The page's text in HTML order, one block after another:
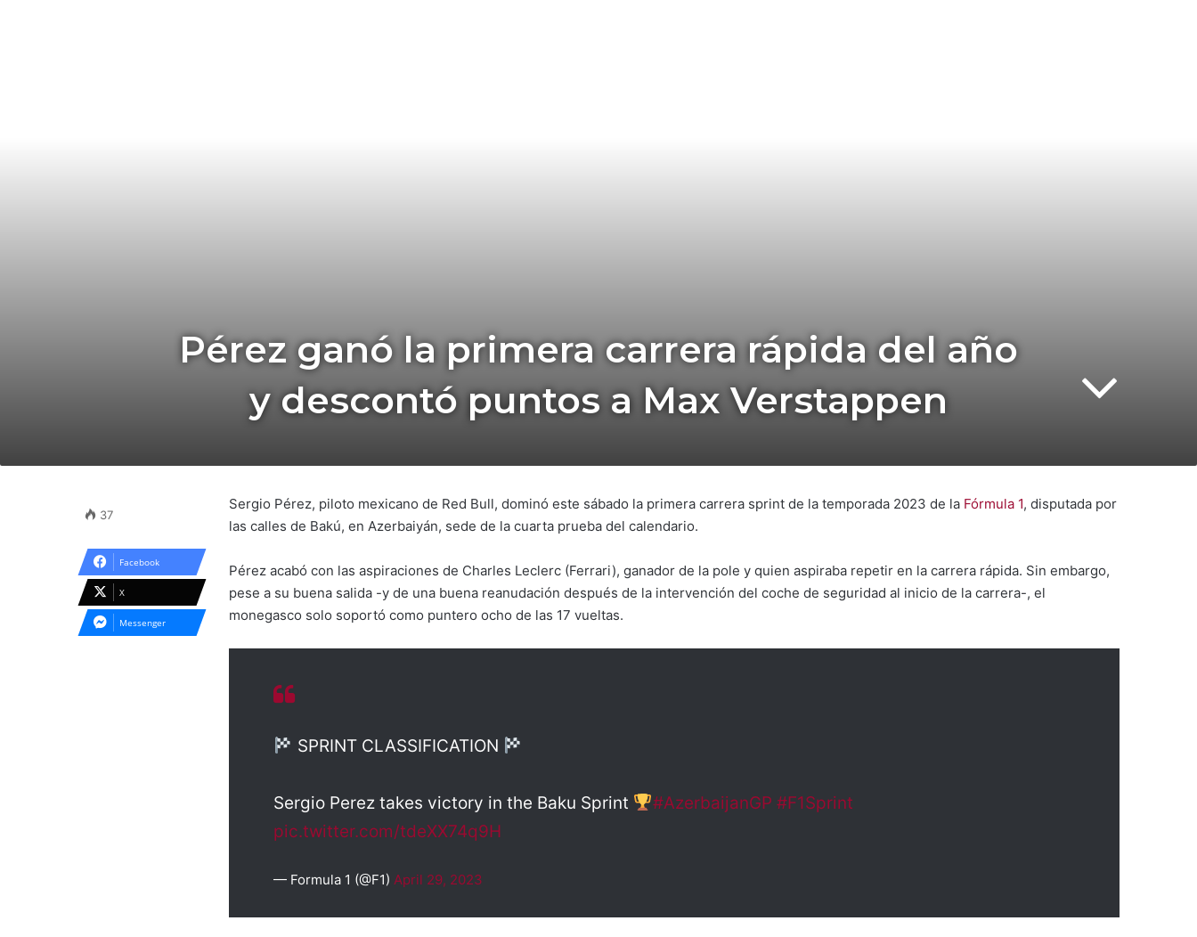
Pérez ganó la primera carrera rápida del año
y descontó puntos a Max Verstappen
Sergio Pérez, piloto mexicano de Red Bull, dominó este sábado la primera carrera sprint de la temporada 2023 de la Fórmula 1, disputada por
las calles de Bakú, en Azerbaiyán, sede de la cuarta prueba del calendario.
Pérez acabó con las aspiraciones de Charles Leclerc (Ferrari), ganador de la pole y quien aspiraba repetir en la carrera rápida. Sin embargo,
pese a su buena salida -y de una buena reanudación después de la intervención del coche de seguridad al inicio de la carrera-, el
monegasco solo soportó como puntero ocho de las 17 vueltas.
SPRINT CLASSIFICATION
Sergio Perez takes victory in the Baku Sprint #AzerbaijanGP #F1Sprint
pic.twitter.com/tdeXX74q9H
— Formula 1 (@F1) April 29, 2023
37
Facebook
X
Messenger